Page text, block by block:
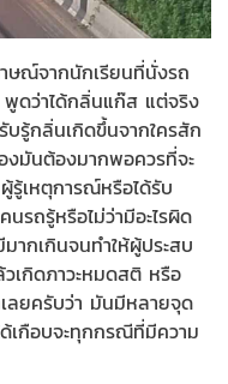
ากนักเรียนที่นั่งรถ
ดว่าได้กลิ่นแก๊ส แต่จริง
รู้กลิ่นเกิดขึ้นจากใครสัก
มันต้องมากพอควรที่จะ
รู้เหตุการณ์หรือได้รับ
รถรู้หรือไม่ว่ามีอะไรผิด
กเกินจนทำให้ผู้ประสบ
วเกิดภาวะหมดสติ หรือ
ลยครับว่า มันมีหลายจุด
เกือบจะทุกกรณีที่มีความ